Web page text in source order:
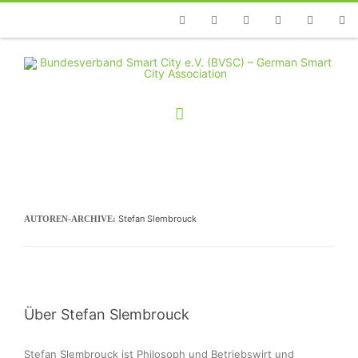
TelefonFacebookTwitterYoutubeInstagramLinkedin
AUTOREN-ARCHIVE: Stefan Slembrouck
Über Stefan Slembrouck
Stefan Slembrouck ist Philosoph und Betriebswirt und